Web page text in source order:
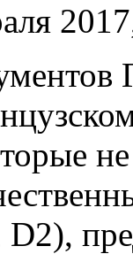
D2),